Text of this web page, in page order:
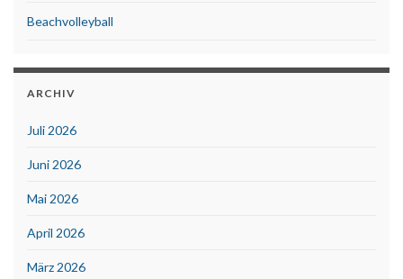
Beachvolleyball
ARCHIV
Juli 2026
Juni 2026
Mai 2026
April 2026
März 2026